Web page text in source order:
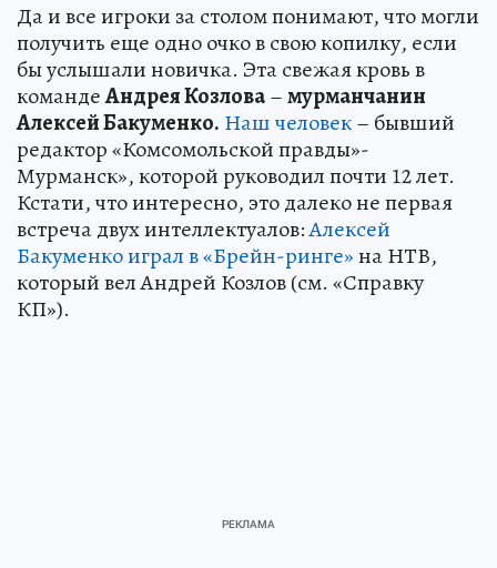
Да и все игроки за столом понимают, что могли
получить еще одно очко в свою копилку, если
бы услышали новичка. Эта свежая кровь в
командеАндрея Козлова–мурманчанин
Алексей Бакуменко. Наш человек– бывший
редактор «Комсомольской правды»-
Мурманск», которой руководил почти 12 лет.
Кстати, что интересно, это далеко не первая
встреча двух интеллектуалов:Алексей
Бакуменко играл в «Брейн-ринге»на НТВ,
который вел Андрей Козлов (см. «Справку
КП»).